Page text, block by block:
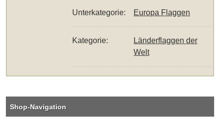
Unterkategorie: Europa Flaggen
Kategorie:
Länderflaggen der
Welt
Shop-Navigation